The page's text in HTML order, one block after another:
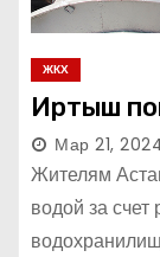
ЖКХ
Иртыш
Мар 21,
Жителям
водой за счет